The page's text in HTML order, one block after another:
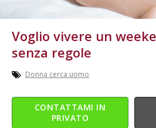
Voglio vivere un
senza regole
Donna cerca uomo
CONTATTAMI IN
PRIVATO